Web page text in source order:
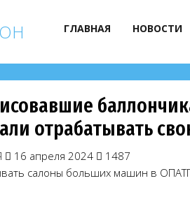
ГЛАВНАЯ НОВОСТИ
отрабатывать
16 апреля 2024
1487
салоны больших машин в